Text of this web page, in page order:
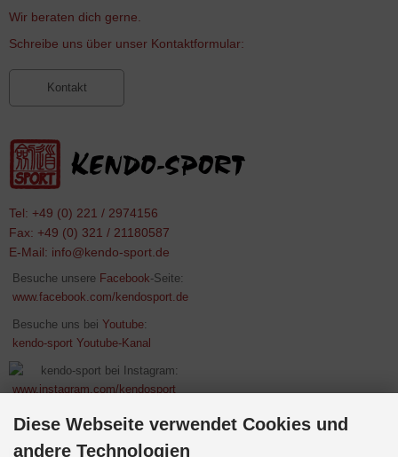
Wir beraten dich gerne.
Schreibe uns über unser Kontaktformular:
Kontakt
Tel: +49 (0) 221 / 2974156
Fax: +49 (0) 321 / 21180587
E-Mail: info@kendo-sport.de
Besuche unsere Facebook-Seite:
www.facebook.com/kendosport.de
Besuche uns bei Youtube:
kendo-sport Youtube-Kanal
kendo-sport bei Instagram:
www.instagram.com/kendosport
Diese Webseite verwendet Cookies und
andere Technologien